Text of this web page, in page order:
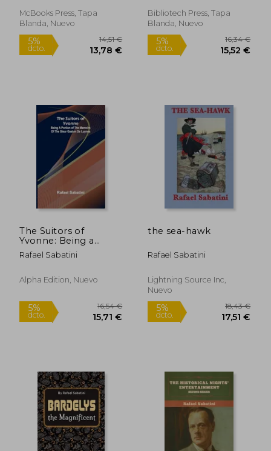
5%
dcto.
5%
dcto.
McBooks Press, Tapa
Blanda, Nuevo
Bibliotech Press, Tapa
Blanda, Nuevo
The Suitors of
Yvonne: Being a
Portion of the
Memoirs of the Sieur
Inglés)
Rafael Sabatini
Alpha Edition, Nuevo
the sea-hawk
Rafael Sabatini
Lightning Source Inc,
Nuevo